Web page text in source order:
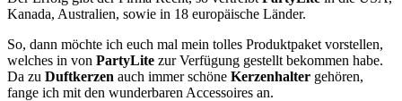
Kanada, Australien, sowie in 18 europäische Länder.
So, dann möchte ich euch mal mein tolles Produktpaket vorstellen,
welches in von PartyLite zur Verfügung gestellt bekommen habe.
Da zu Duftkerzen auch immer schöne Kerzenhalter gehören,
fange ich mit den wunderbaren Accessoires an.